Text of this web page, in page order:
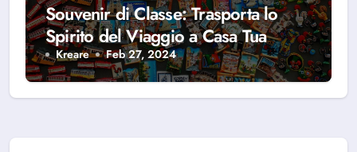
Souvenir di Classe: Trasporta lo
Spirito del Viaggio a Casa Tua
Kreare Feb 27, 2024